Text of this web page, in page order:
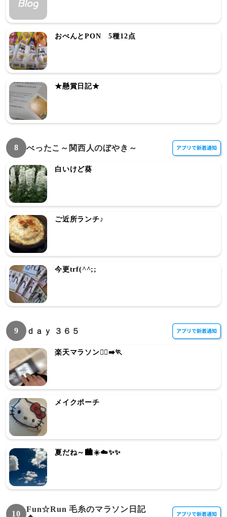
おべんとPON 5種12点
★懸賞日記★
8 べったこ～関西人のぼやき～
白いけど葵
ご近所ランチ♪
今更trf(^^;;
9 ｄａｙ ３６５
楽天マラソン🏃‍♂️‍➡️🏃
メイクポーチ
夏だね～🏙️☀️☁️✨✨
10
Fun☆Run 毛糸のマラソン日記